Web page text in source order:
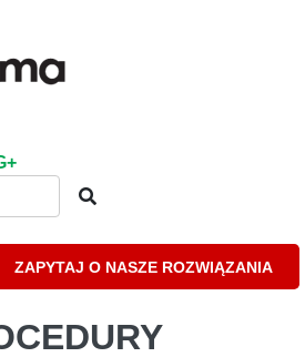
ZAPYTAJ O NASZE ROZWIĄZANIA